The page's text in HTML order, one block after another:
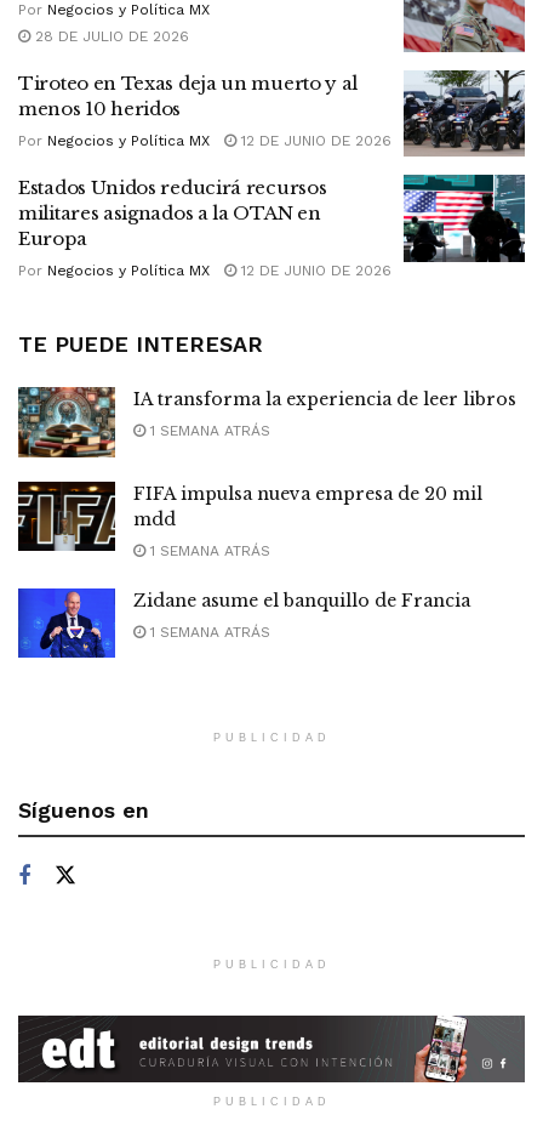
Por Negocios y Política MX
28 DE JULIO DE 2026
Tiroteo en Texas deja un muerto y al
menos 10 heridos
Por Negocios y Política MX 12 DE JUNIO DE 2026
Estados Unidos reducirá recursos
militares asignados a la OTAN en
Europa
Por Negocios y Política MX 12 DE JUNIO DE 2026
TE PUEDE INTERESAR
IA transforma la experiencia de leer libros
1 SEMANA ATRÁS
FIFA impulsa nueva empresa de 20 mil
mdd
1 SEMANA ATRÁS
Zidane asume el banquillo de Francia
1 SEMANA ATRÁS
PUBLICIDAD
Síguenos en
PUBLICIDAD
PUBLICIDAD